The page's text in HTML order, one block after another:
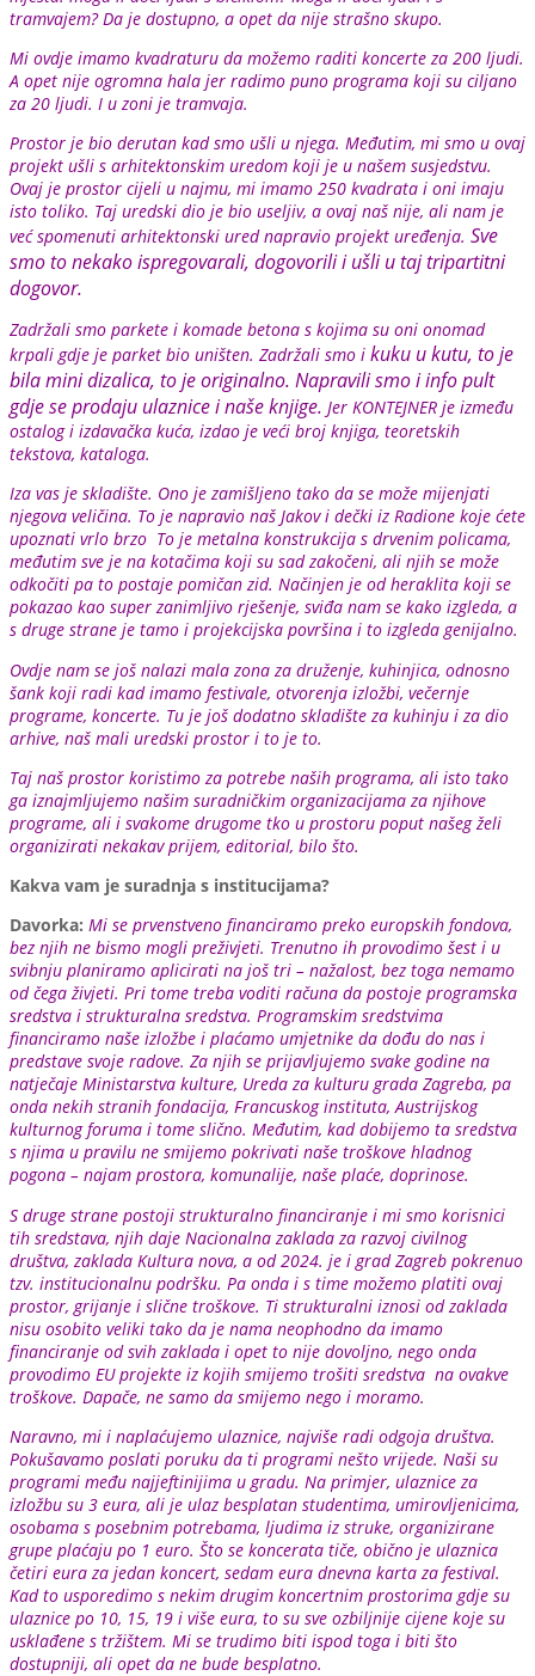
tramvajem? Da je dostupno, a opet da nije strašno skupo.
Mi ovdje imamo kvadraturu da možemo raditi koncerte za 200 ljudi.
A opet nije ogromna hala jer radimo puno programa koji su ciljano
za 20 ljudi. I u zoni je tramvaja.
Prostor je bio derutan kad smo ušli u njega. Međutim, mi smo u ovaj
projekt ušli s arhitektonskim uredom koji je u našem susjedstvu.
Ovaj je prostor cijeli u najmu, mi imamo 250 kvadrata i oni imaju
isto toliko. Taj uredski dio je bio useljiv, a ovaj naš nije, ali nam je
već spomenuti arhitektonski ured napravio projekt uređenja. Sve
smo to nekako ispregovarali, dogovorili i ušli u taj tripartitni
dogovor.
Zadržali smo parkete i komade betona s kojima su oni onomad
krpali gdje je parket bio uništen. Zadržali smo i kuku u kutu, to je
bila mini dizalica, to je originalno. Napravili smo i info pult
gdje se prodaju ulaznice i naše knjige. Jer KONTEJNER je između
ostalog i izdavačka kuća, izdao je veći broj knjiga, teoretskih
tekstova, kataloga.
Iza vas je skladište. Ono je zamišljeno tako da se može mijenjati
njegova veličina. To je napravio naš Jakov i dečki iz Radione koje ćete
upoznati vrlo brzo To je metalna konstrukcija s drvenim policama,
međutim sve je na kotačima koji su sad zakočeni, ali njih se može
odkočiti pa to postaje pomičan zid. Načinjen je od heraklita koji se
pokazao kao super zanimljivo rješenje, sviđa nam se kako izgleda, a
s druge strane je tamo i projekcijska površina i to izgleda genijalno.
Ovdje nam se još nalazi mala zona za druženje, kuhinjica, odnosno
šank koji radi kad imamo festivale, otvorenja izložbi, večernje
programe, koncerte. Tu je još dodatno skladište za kuhinju i za dio
arhive, naš mali uredski prostor i to je to.
Taj naš prostor koristimo za potrebe naših programa, ali isto tako
ga iznajmljujemo našim suradničkim organizacijama za njihove
programe, ali i svakome drugome tko u prostoru poput našeg želi
organizirati nekakav prijem, editorial, bilo što.
Kakva vam je suradnja s institucijama?
Davorka: Mi se prvenstveno financiramo preko europskih fondova,
bez njih ne bismo mogli preživjeti. Trenutno ih provodimo šest i u
svibnju planiramo aplicirati na još tri – nažalost, bez toga nemamo
od čega živjeti. Pri tome treba voditi računa da postoje programska
sredstva i strukturalna sredstva. Programskim sredstvima
financiramo naše izložbe i plaćamo umjetnike da dođu do nas i
predstave svoje radove. Za njih se prijavljujemo svake godine na
natječaje Ministarstva kulture, Ureda za kulturu grada Zagreba, pa
onda nekih stranih fondacija, Francuskog instituta, Austrijskog
kulturnog foruma i tome slično. Međutim, kad dobijemo ta sredstva
s njima u pravilu ne smijemo pokrivati naše troškove hladnog
pogona – najam prostora, komunalije, naše plaće, doprinose.
S druge strane postoji strukturalno financiranje i mi smo korisnici
tih sredstava, njih daje Nacionalna zaklada za razvoj civilnog
društva, zaklada Kultura nova, a od 2024. je i grad Zagreb pokrenuo
tzv. institucionalnu podršku. Pa onda i s time možemo platiti ovaj
prostor, grijanje i slične troškove. Ti strukturalni iznosi od zaklada
nisu osobito veliki tako da je nama neophodno da imamo
financiranje od svih zaklada i opet to nije dovoljno, nego onda
provodimo EU projekte iz kojih smijemo trošiti sredstva na ovakve
troškove. Dapače, ne samo da smijemo nego i moramo.
Naravno, mi i naplaćujemo ulaznice, najviše radi odgoja društva.
Pokušavamo poslati poruku da ti programi nešto vrijede. Naši su
programi među najjeftinijima u gradu. Na primjer, ulaznice za
izložbu su 3 eura, ali je ulaz besplatan studentima, umirovljenicima,
osobama s posebnim potrebama, ljudima iz struke, organizirane
grupe plaćaju po 1 euro. Što se koncerata tiče, obično je ulaznica
četiri eura za jedan koncert, sedam eura dnevna karta za festival.
Kad to usporedimo s nekim drugim koncertnim prostorima gdje su
ulaznice po 10, 15, 19 i više eura, to su sve ozbiljnije cijene koje su
usklađene s tržištem. Mi se trudimo biti ispod toga i biti što
dostupniji, ali opet da ne bude besplatno.